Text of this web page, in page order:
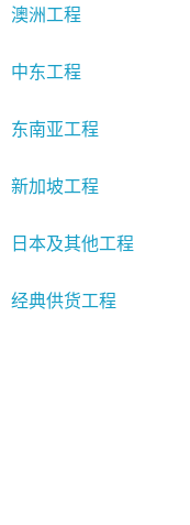
澳洲工程
中东工程
东南亚工程
新加坡工程
日本及其他工程
经典供货工程